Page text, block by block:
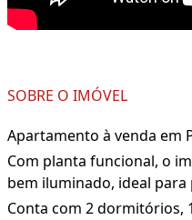
SOBRE O IMÓVEL
Apartamento à venda em
Com planta funcional, o
bem iluminado, ideal
Conta com 2 dormitórios,